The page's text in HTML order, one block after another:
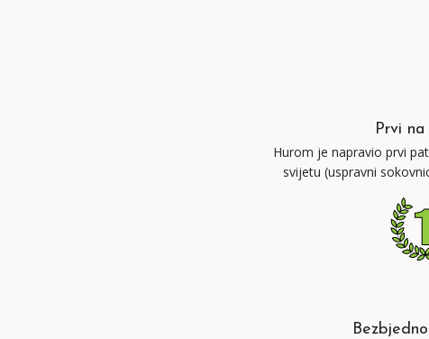
Prvi
Hurom je napravio prvi
svijetu (uspravni